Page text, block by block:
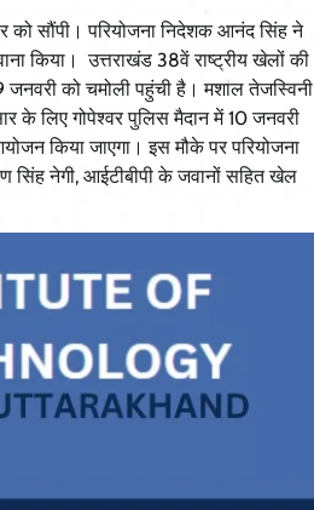
को सौंपी। परियोजना निदेशक आनंद सिंह ने
किया। उत्तराखंड 38वें राष्ट्रीय खेलों की
को चमोली पहुंची है। मशाल तेजस्विनी
के लिए गोपेश्वर पुलिस मैदान में 10 जनवरी
किया जाएगा। इस मौके पर परियोजना
सिंह नेगी, आईटीबीपी के जवानों सहित खेल